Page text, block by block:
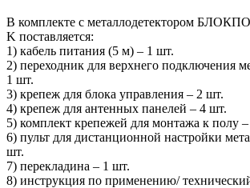
В комплекте с металлодетектором
K поставляется:
1) кабель питания (5 м) – 1 шт.
2) переходник для верхнего подключения
1 шт.
3) крепеж для блока управления – 2 шт.
4) крепеж для антенных панелей – 4 шт.
5) комплект крепежей для монтажа к полу
6) пульт для дистанционной настройки
шт.
7) перекладина – 1 шт.
8) инструкция по применению/